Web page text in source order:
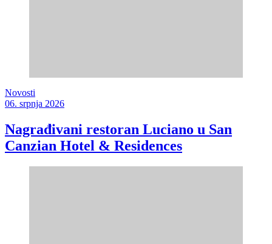
Novosti
06. srpnja 2026
Nagrađivani restoran Luciano u San
Canzian Hotel & Residences